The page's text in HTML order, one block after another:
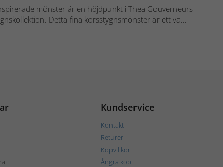
mönster är en höjdpunkt i Thea Gouverneurs
Detta fina korsstygnsmönster är ett va...
Kundservice
Kontakt
Returer
Köpvillkor
Ångra köp